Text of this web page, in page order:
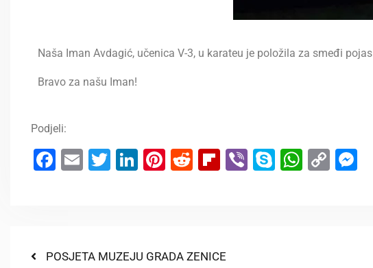
Naša Iman Avdagić, učenica V-3, u karateu je položila za smeđi
Bravo za našu Iman!
Podjeli:
Facebook
EmailTwitter
LinkedIn
Pinterest
RedditFlipboard
ViberSkype Copy
POSJETA MUZEJU GRADA ZENICE